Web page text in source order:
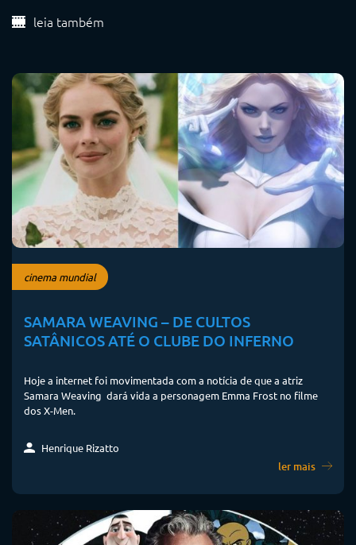
leia também
cinema mundial
SAMARA WEAVING – DE CULTOS
SATÂNICOS ATÉ O CLUBE DO INFERNO
Hoje a internet foi movimentada com a notícia de que a atriz
Samara Weaving dará vida a personagem Emma Frost no filme
dos X-Men.
Henrique Rizatto
ler mais